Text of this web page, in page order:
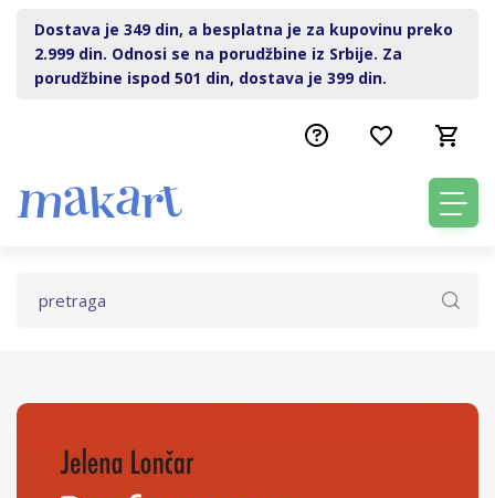
Dostava je 349 din, a besplatna je za kupovinu preko
2.999 din. Odnosi se na porudžbine iz Srbije. Za
porudžbine ispod 501 din, dostava je 399 din.